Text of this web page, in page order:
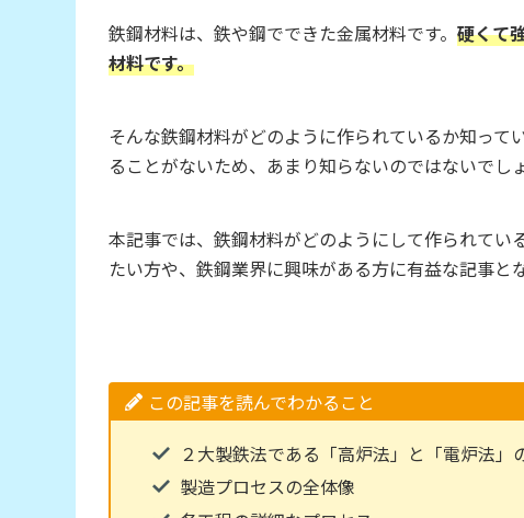
鉄鋼材料は、鉄や鋼でできた金属材料です。 硬くて
材料です。
そんな鉄鋼材料がどのように作られているか知っ
ることがないため、あまり知らないのではないでし
本記事では、鉄鋼材料がどのようにして作られて
たい方や、鉄鋼業界に興味がある方に有益な記事と
この記事を読んでわかること
２大製鉄法である「高炉法」と「電炉法」
製造プロセスの全体像